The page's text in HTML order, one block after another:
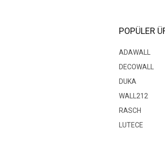
POPÜLER
ADAWALL
DECOWALL
DUKA
WALL212
RASCH
LUTECE